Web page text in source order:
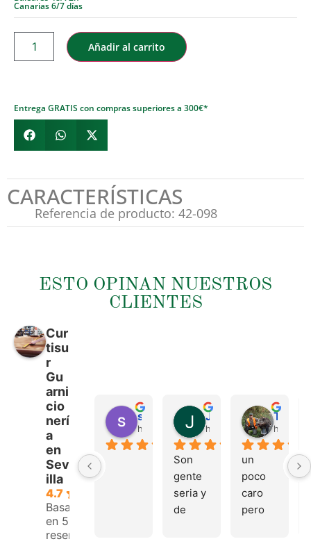
Canarias 6/7 días
Añadir al carrito
Entrega GRATIS con compras superiores a 300€*
CARACTERÍSTICAS
Referencia de producto: 42-098
ESTO OPINAN NUESTROS
CLIENTES
Cur
tisu
r
Gu
arni
cio
nerí
a
en
Sev
illa
4.7
Basado
en 53
reseñas.
hace 4 meses hace 4 meses
Son
gente
seria y
de
hace 4
un
poco
caro
pero